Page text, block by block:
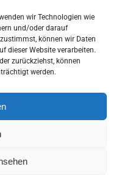
wir Technologien wie
und/oder darauf
können wir Daten
dieser Website verarbeiten.
zurückziehst, können
werden.